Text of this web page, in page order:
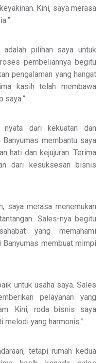
Kini, saya merasa
pilihan saya untuk
pembeliannya begitu
pengalaman yang hangat
kasih telah membawa
saya.”
dari kekuatan dan
membantu saya
hati dan kejujuran. Terima
dari kesuksesan bisnis
saya merasa menemukan
Sales-nya begitu
yang memahami
membuat mimpi
untuk usaha saya. Sales
pelayanan yang
Kini, roda bisnis saya
melodi yang harmonis.”
tetapi rumah kedua